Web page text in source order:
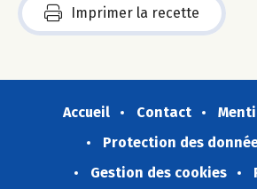
Imprimer la recette
Accueil Contact
Protection des
Gestion des cookies